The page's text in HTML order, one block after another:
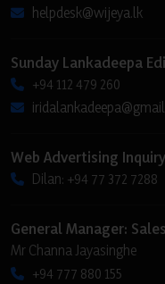
helpdesk@wijeya.lk
Sunday Lankadeepa
+94 112 479 260
Web Advertising Inquiry
Dilan: +94 77 372 7288
General Manager:
Mr Channa Jayasinghe
+94 777 880 155